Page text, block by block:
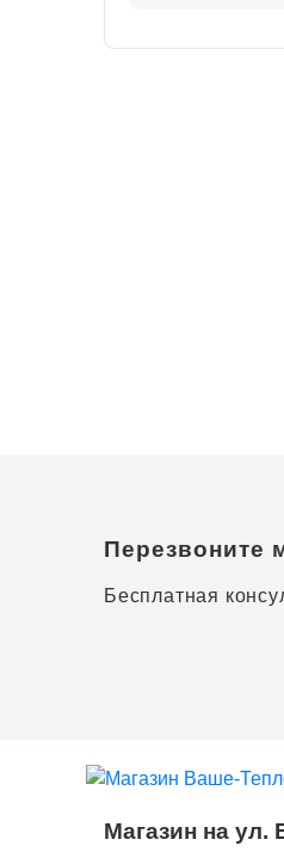
Перезвоните
Бесплатная
Магазин на ул.